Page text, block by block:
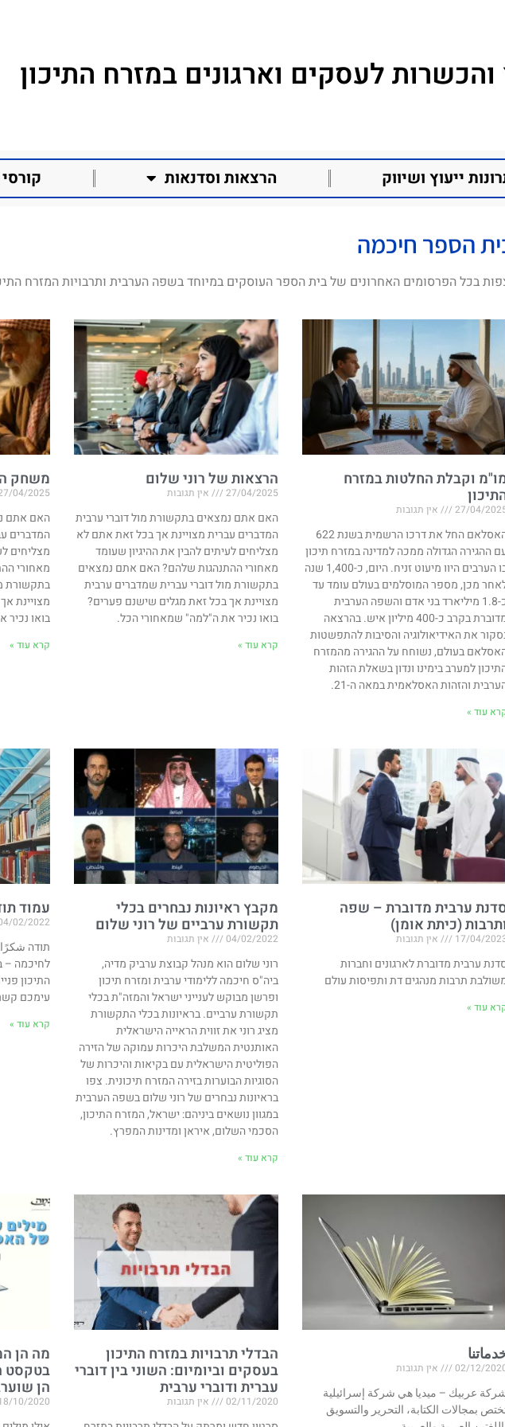
והכשרות לעסקים וארגונים במזרח התיכון
ייעוץ ושיווק הרצאות וסדנאות
הספר חיכמה
בכל הפרסומים האחרונים של בית הספר העוסקים במיוחד בשפה הערבית ותרבויות המזרח
וקבלת החלטות במזרח
27/04/ אין תגובות
האסלאם החל את דרכו הרשמית בשנת 622
ההגירה הגדולה ממכה למדינה במזרח תיכון
בו הערבים היוו מיעוט זניח. היום, כ-1,400 שנה
מכן, מספר המוסלמים בעולם עומד עד
כ-1.8 מיליארד בני אדם והשפה הערבית
מדוברת בקרב כ-400 מיליון איש. בהרצאה
את האידיאולוגיה והסיבות להתפשטות
בעולם, נשוחח על ההגירה מהמזרח
למערב בימינו ונדון בשאלת הזהות
והזהות האסלאמית במאה ה-21.
עוד »
הרצאות של רוני שלום
27/04/2025 אין תגובות
האם אתם נמצאים בתקשורת מול דוברי ערבית
המדברים עברית מצויינת אך בכל זאת אתם לא
מצליחים לעיתים להבין את ההיגיון שעומד
מאחורי ההתנהגות שלהם? האם אתם נמצאים
בתקשורת מול דוברי עברית שמדברים ערבית
מצויינת אך בכל זאת מגלים שישנם פערים?
בואו נכיר את ה"למה" שמאחורי הכל.
קרא עוד »
משחק
04/2025
האם אתם
המדברים
מצליחים
מאחורי
בתקשורת
מצויינת
בואו
קרא עוד »
ערבית מדוברת – שפה
ותרבות (כיתת אומן)
17/04/ אין תגובות
ערבית מדוברת לארגונים וחברות
תרבות מנהגים דת ותפיסות עולם
עוד »
מקבץ ראיונות נבחרים בכלי
תקשורת ערביים של רוני שלום
04/02/2022 אין תגובות
רוני שלום הוא מנהל קבוצת ערביק מדיה,
ביה"ס חיכמה ללימודי ערבית ומזרח תיכון
ופרשן מבוקש לענייני ישראל והמזה"ת בכלי
תקשורת ערביים. בראיונות בכלי התקשורת
מציג רוני את זווית הראייה הישראלית
האותנטית המשלבת היכרות עמוקה של הזירה
הפוליטית הישראלית עם בקיאות והיכרות של
הסוגיות הבוערות בזירה המזרח תיכונית. צפו
בראיונות נבחרים של רוני שלום בשפה הערבית
במגוון נושאים ביניהם: ישראל, המזרח התיכון,
הסכמי השלום, איראן ומדינות המפרץ.
קרא עוד »
עמוד
02/2022
לחיכמה –
התיכון
עימכם
קרא עוד »
02/12/ אין תגובות
عربيك – ميديا هي شركة إسرائيلية
بمجالات الكتابة، التحرير والتسويق
הבדלי תרבויות במזרח התיכון
בעסקים וביומיום: השוני בין דוברי
עברית ודוברי ערבית
02/11/2020 אין תגובות
מה הן
בטקסט
הן
10/2020